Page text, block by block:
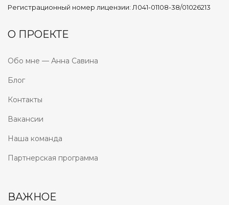
Регистрационный номер лицензии: Л041-01108-38/01026213
О ПРОЕКТЕ
Обо мне — Анна Савина
Блог
Контакты
Вакансии
Наша команда
Партнерская программа
ВАЖНОЕ